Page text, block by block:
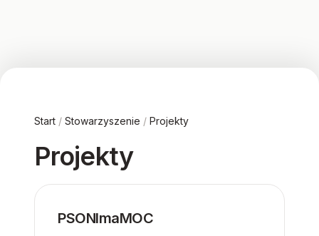
Start / Stowarzyszenie / Projekty
Projekty
PSONImaMOC